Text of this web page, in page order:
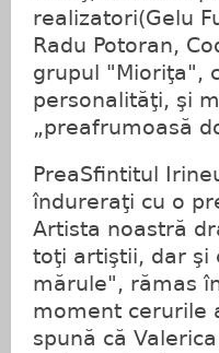
realizatori(Gelu
Radu Potoran,
grupul "Mioriţa",
personalităţi, şi
„preafrumoasă
PreaSfintitul
îndureraţi cu o
Artista noastră
toţi artiştii, dar şi
mărule", rămas
moment cerurile
spună că